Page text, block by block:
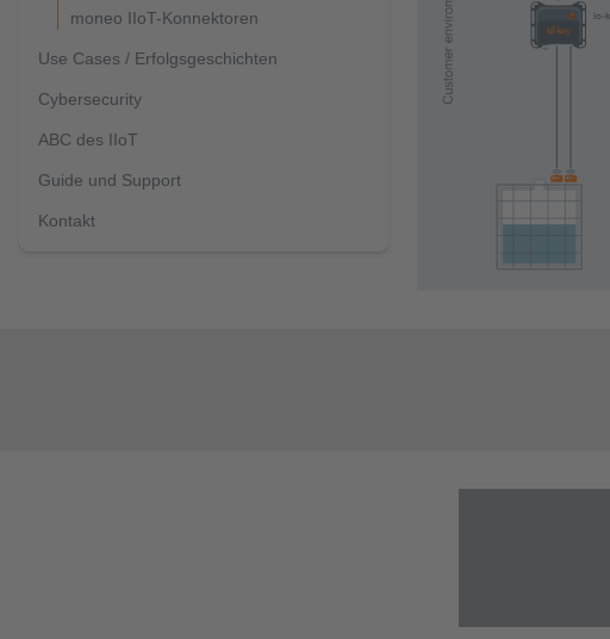
moneo IIoT-Konnektoren
Use Cases / Erfolgsgeschichten
Cybersecurity
ABC des IIoT
Guide und Support
Kontakt